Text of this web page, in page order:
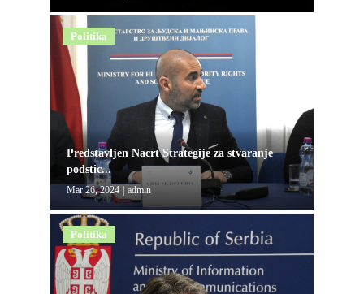
Politika
Predstavljen Nacrt Strategije za stvaranje
podstic...
Mar 26, 2024 | admin
Politika